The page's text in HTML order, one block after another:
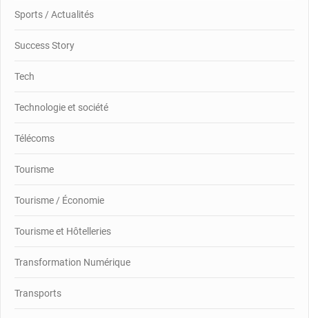
Sports / Actualités
Success Story
Tech
Technologie et société
Télécoms
Tourisme
Tourisme / Économie
Tourisme et Hôtelleries
Transformation Numérique
Transports